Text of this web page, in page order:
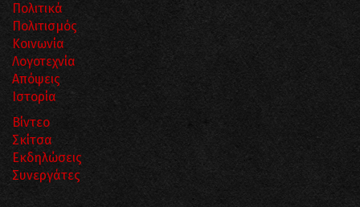
Πολιτικά
Πολιτισμός
Κοινωνία
Λογοτεχνία
Απόψεις
Ιστορία
Βίντεο
Σκίτσα
Εκδηλώσεις
Συνεργάτες